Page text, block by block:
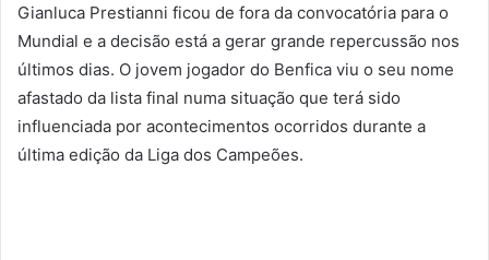
Gianluca Prestianni ficou de fora da convocatória para o
Mundial e a decisão está a gerar grande repercussão nos
últimos dias. O jovem jogador do Benfica viu o seu nome
afastado da lista final numa situação que terá sido
influenciada por acontecimentos ocorridos durante a
última edição da Liga dos Campeões.